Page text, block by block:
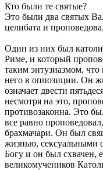
Кто были те святые?
Это были два святых
целибата и
Один из них был
Риме, и который
таким энтузиазмом,
него в оппозиции. Он
означает двести
несмотря на это,
противозаконна. Это
все равно
брахмачари. Он был
жизнью, сексуальными
Богу и он был схвачен,
великомучеников